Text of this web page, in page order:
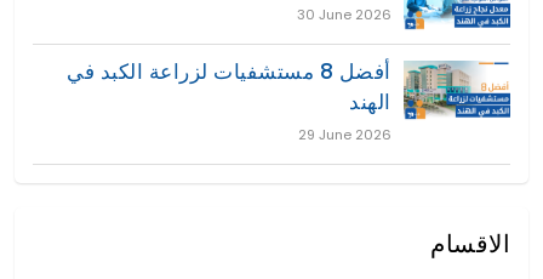
30 June 2026
أفضل 8 مستشفيات لزراعة الكبد في
الهند
29 June 2026
الاقسام